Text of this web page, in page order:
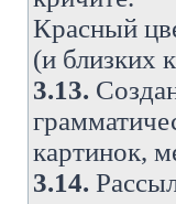
Красный
(и близких
3.13.
картинок,
3.14.